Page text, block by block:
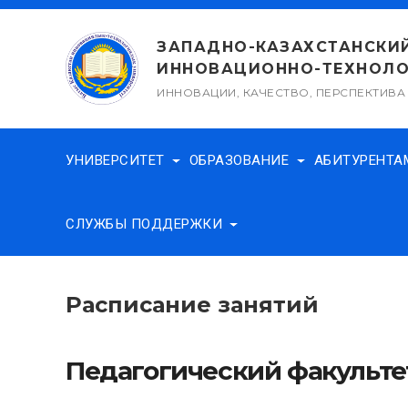
Перейти
содержимому
ЗАПАДНО-
ИННОВАЦИОННО-
ИННОВАЦИИ, КАЧЕСТВО, ПЕРСПЕКТИВА
УНИВЕРСИТЕТ ОБРАЗОВАНИЕ
СЛУЖБЫ ПОДДЕРЖКИ
Расписание занятий
Педагогический